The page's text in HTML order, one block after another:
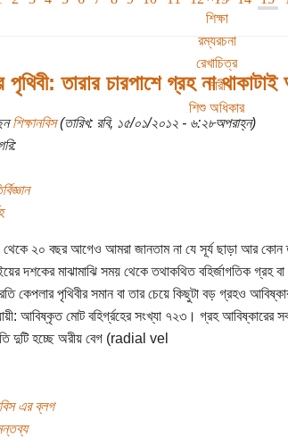
শিক্ষা
রম্যরচনা
রেখাচিত্র
নারী
শিশু অধিকার
তারার চারপাশে গ্রহ না থাকাটাই
শিক্ষানবিস(তারিখ: রবি, ১৫/০১/২০১২ - ৬:২৮অপরাহ্ন)
২০ বছর আগেও আমরা জানতাম না যে সূর্য ছাড়া আর কোন
দশকের মাঝামাঝি সময় থেকে তথাকথিত বহির্জাগতিক গ্রহ
কেপলার পৃথিবীর সমান বা তার চেয়ে কিছুটা বড় গ্রহও
আবিষ্কৃত মোট বহির্গ্রহের সংখ্যা ৭২৩। গ্রহ আবিষ্কারের
দুটি হচ্ছে অরীয় বেগ (radial vel
এর ব্লগ